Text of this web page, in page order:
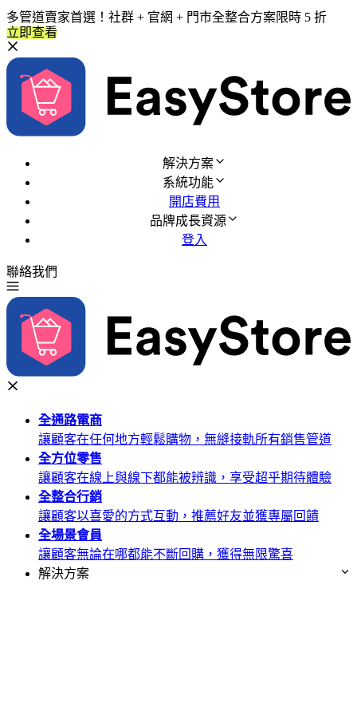
多管道賣家首選！社群 + 官網 + 門市全整合方案限時 5 折
立即查看
解決方案
系統功能
開店費用
品牌成長資源
登入
聯絡我們
全通路電商
讓顧客在任何地方輕鬆購物，無縫接軌所有銷售管道
全方位零售
讓顧客在線上與線下都能被辨識，享受超乎期待體驗
全整合行銷
讓顧客以喜愛的方式互動，推薦好友並獲專屬回饋
全場景會員
讓顧客無論在哪都能不斷回購，獲得無限驚喜
解決方案